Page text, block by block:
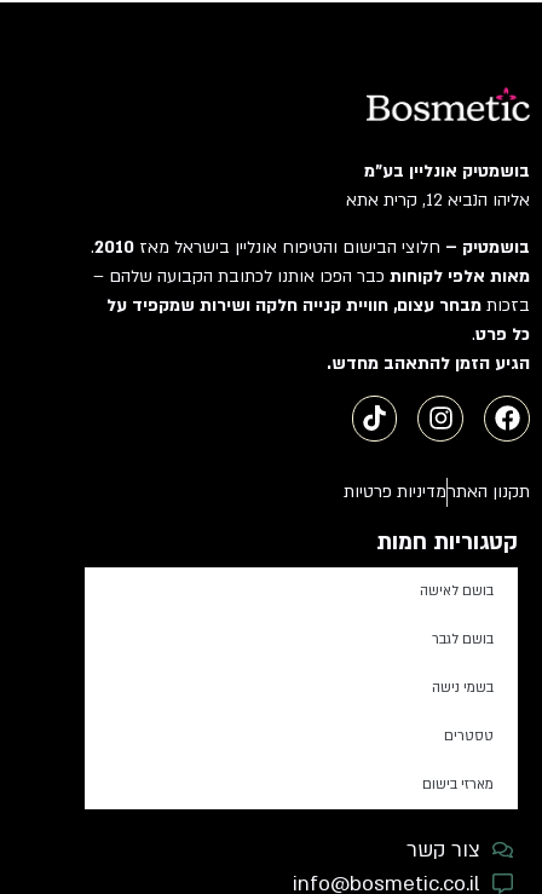
בושמטיק אונליין בע"מ
אליהו הנביא 12, קרית אתא
בושמטיק –חלוצי הבישום והטיפוח אונליין בישראל מאז2010
.
מאות אלפי לקוחותכבר הפכו אותנו לכתובת הקבועה שלהם –
בזכותמבחר עצום, חוויית קנייה חלקה ושירות שמקפיד על
כל פרט.
הגיע הזמן להתאהב מחדש.
תקנון האתרמדיניות פרטיות
קטגוריות חמות
בושם לאישה
בושם לגבר
בשמי נישה
טסטרים
מארזי בישום
צור קשר
info@bosmetic.co.il